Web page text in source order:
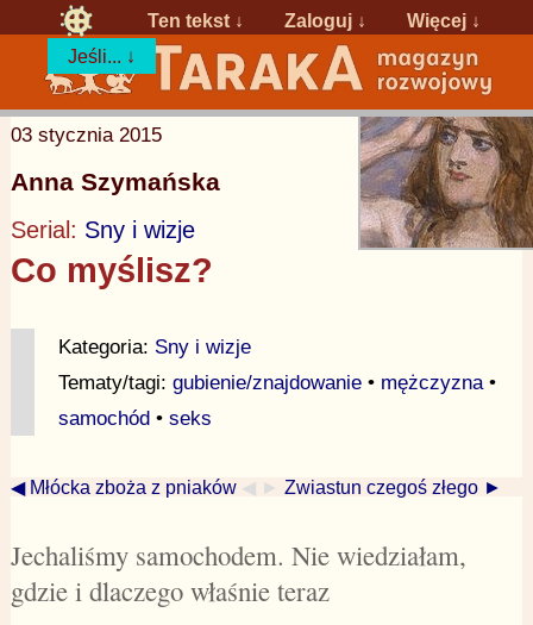
Ten tekst ↓ Zaloguj ↓
Więcej ↓
Jeśli... ↓
03 stycznia 2015
Anna Szymańska
Serial: Sny i wizje
Co myślisz?
Kategoria: Sny i wizje
Tematy/tagi: gubienie/znajdowanie• mężczyzna•
samochód• seks
◀ Młócka zboża z pniaków ◀ ► Zwiastun czegoś złego ►
Jechaliśmy samochodem. Nie wiedziałam,
gdzie i dlaczego właśnie teraz